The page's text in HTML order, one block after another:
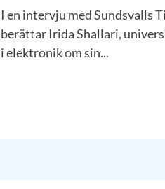
I en intervju med Sundsvalls
berättar Irida Shallari,
i elektronik om sin...